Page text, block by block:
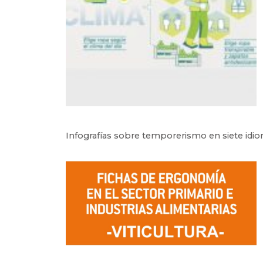
Infografías sobre temporerismo en siete